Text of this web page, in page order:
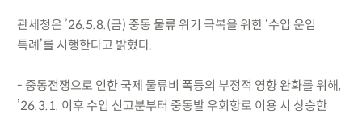
관세청은 ’26.5.8.(금) 중동 물류 위기 극복을 위한 ‘수입 운임
특례’를 시행한다고 밝혔다.
- 중동전쟁으로 인한 국제 물류비 폭등의 부정적 영향 완화를 위해,
’26.3.1. 이후 수입 신고분부터 중동발 우회항로 이용 시 상승한